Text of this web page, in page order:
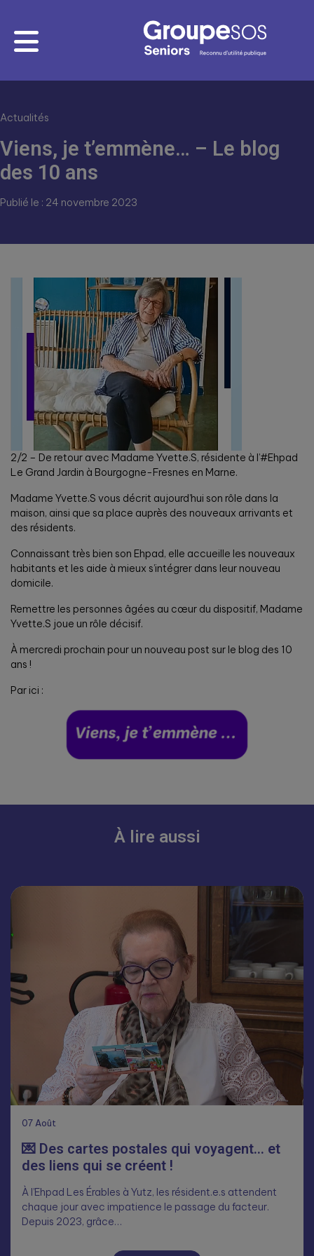
Actualités
Viens, je t’emmène… – Le blog
des 10 ans
Publié le : 24 novembre 2023
2/2 – De retour avec Madame Yvette.S, résidente à l’#Ehpad
Le Grand Jardin à Bourgogne-Fresnes en Marne.
Madame Yvette.S vous décrit aujourd’hui son rôle dans la
maison, ainsi que sa place auprès des nouveaux arrivants et
des résidents.
Connaissant très bien son Ehpad, elle accueille les nouveaux
habitants et les aide à mieux s’intégrer dans leur nouveau
domicile.
Remettre les personnes âgées au cœur du dispositif, Madame
Yvette.S joue un rôle décisif.
À mercredi prochain pour un nouveau post sur le blog des 10
ans !
Par ici :
À lire aussi
07 Août
💌 Des cartes postales qui voyagent… et
des liens qui se créent !
À l’Ehpad Les Érables à Yutz, les résident.e.s attendent
chaque jour avec impatience le passage du facteur.
Depuis 2023, grâce…